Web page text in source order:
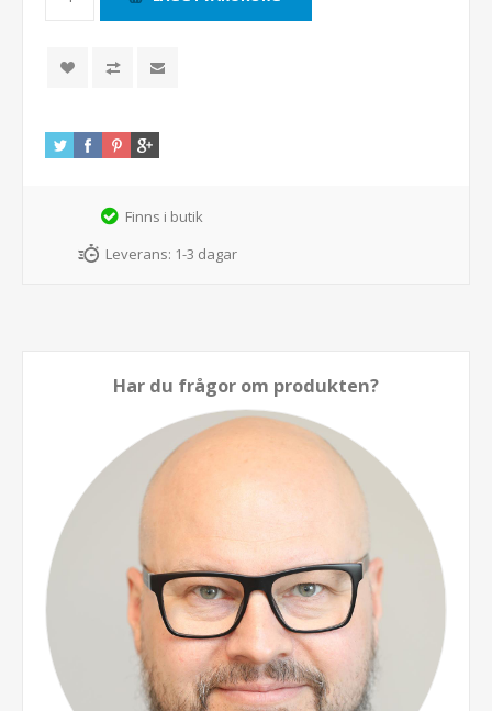
Finns i butik
Leverans: 1-3 dagar
Har du frågor om produkten?